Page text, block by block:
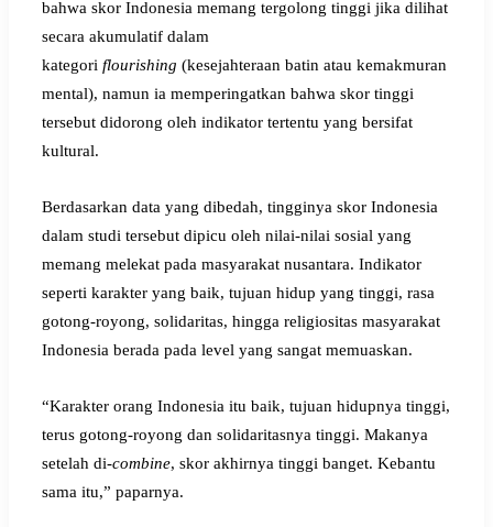
bahwa skor Indonesia memang tergolong tinggi jika dilihat
secara akumulatif dalam
kategori flourishing (kesejahteraan batin atau kemakmuran
mental), namun ia memperingatkan bahwa skor tinggi
tersebut didorong oleh indikator tertentu yang bersifat
kultural.
Berdasarkan data yang dibedah, tingginya skor Indonesia
dalam studi tersebut dipicu oleh nilai-nilai sosial yang
memang melekat pada masyarakat nusantara. Indikator
seperti karakter yang baik, tujuan hidup yang tinggi, rasa
gotong-royong, solidaritas, hingga religiositas masyarakat
Indonesia berada pada level yang sangat memuaskan.
“Karakter orang Indonesia itu baik, tujuan hidupnya tinggi,
terus gotong-royong dan solidaritasnya tinggi. Makanya
setelah di-combine, skor akhirnya tinggi banget. Kebantu
sama itu,” paparnya.